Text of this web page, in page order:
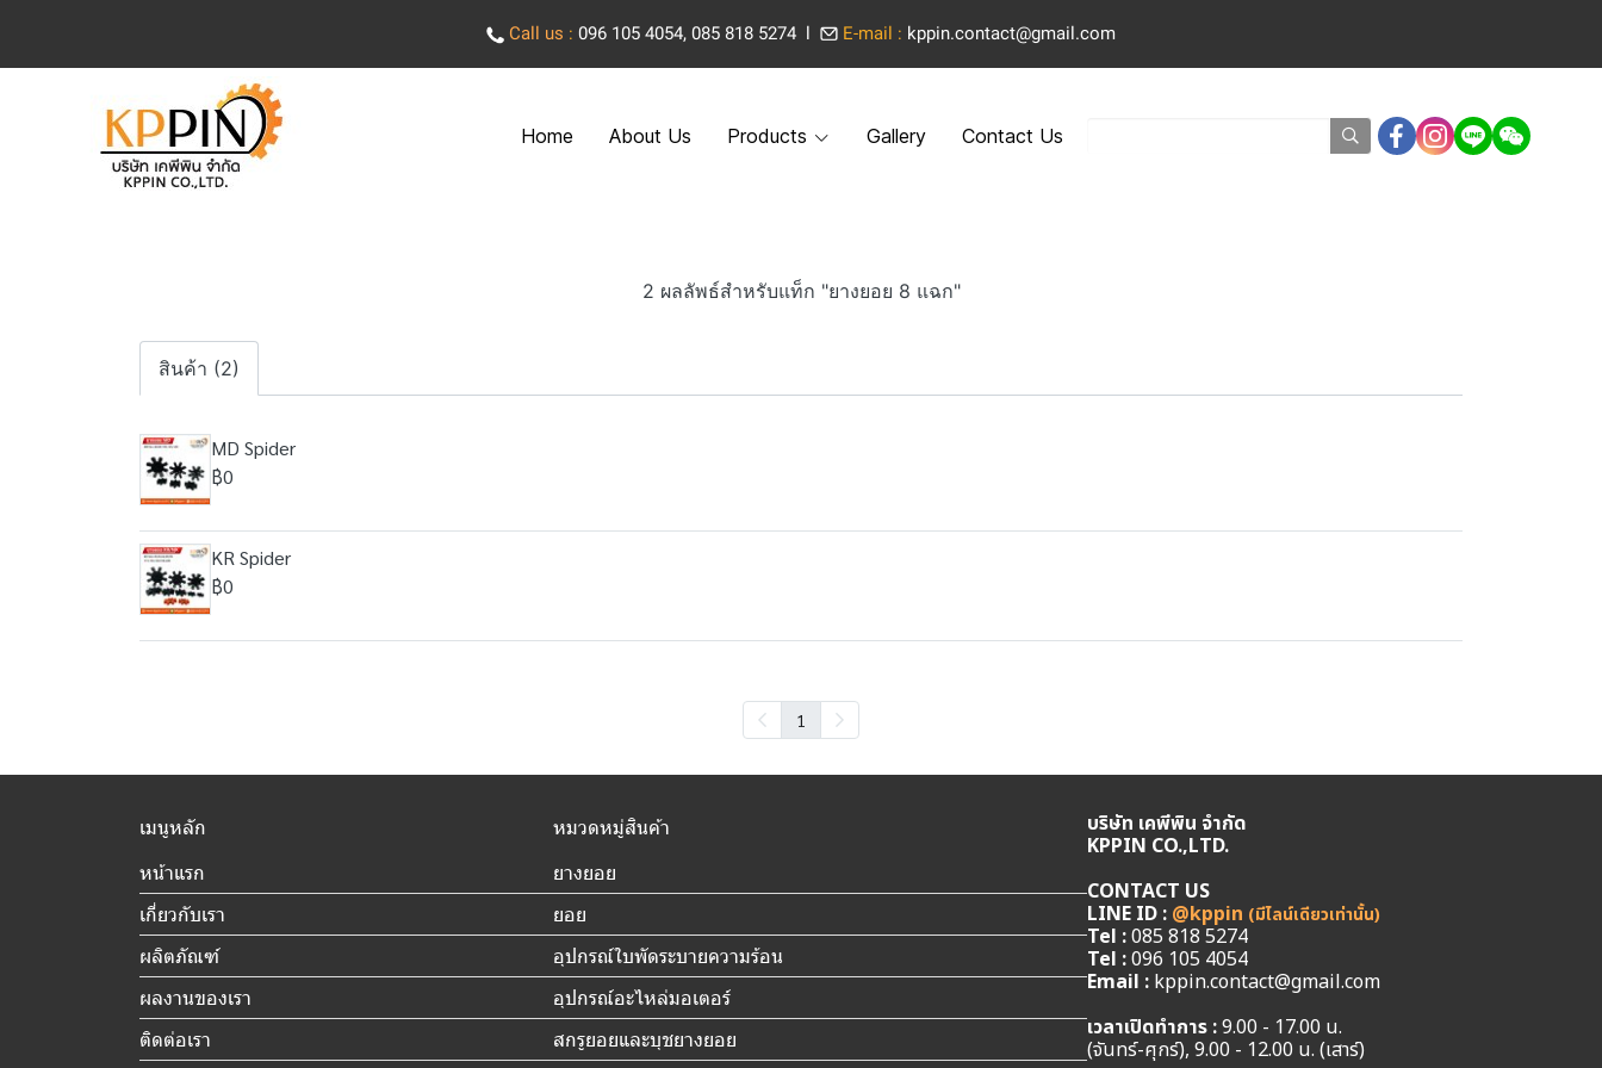
Call us : 096 105 4054, 085 818 5274 l E-mail : kppin.contact@gmail.com
Home About Us Products Gallery Contact Us
2 ผลลัพธ์สำหรับแท็ก "ยางยอย 8 แฉก"
สินค้า (2)
MD Spider
฿0
KR Spider
฿0
1
เมนูหลัก
หน้าแรก
เกี่ยวกับเรา
ผลิตภัณฑ์
ผลงานของเรา
ติดต่อเรา
หมวดหมู่สินค้า
ยางยอย
ยอย
อุปกรณ์ใบพัดระบายความร้อน
อุปกรณ์อะไหล่มอเตอร์
สกรูยอยและบุชยางยอย
บริษัท เคพีพิน จำกัด
KPPIN CO.,LTD.
CONTACT US
LINE ID : @kppin (มีไลน์เดียวเท่านั้น)
Tel :085 818 5274
Tel :096 105 4054
Email : kppin.contact@gmail.com
เวลาเปิดทำการ :9.00 - 17.00 น.
(จันทร์-ศุกร์), 9.00 - 12.00 น. (เสาร์)